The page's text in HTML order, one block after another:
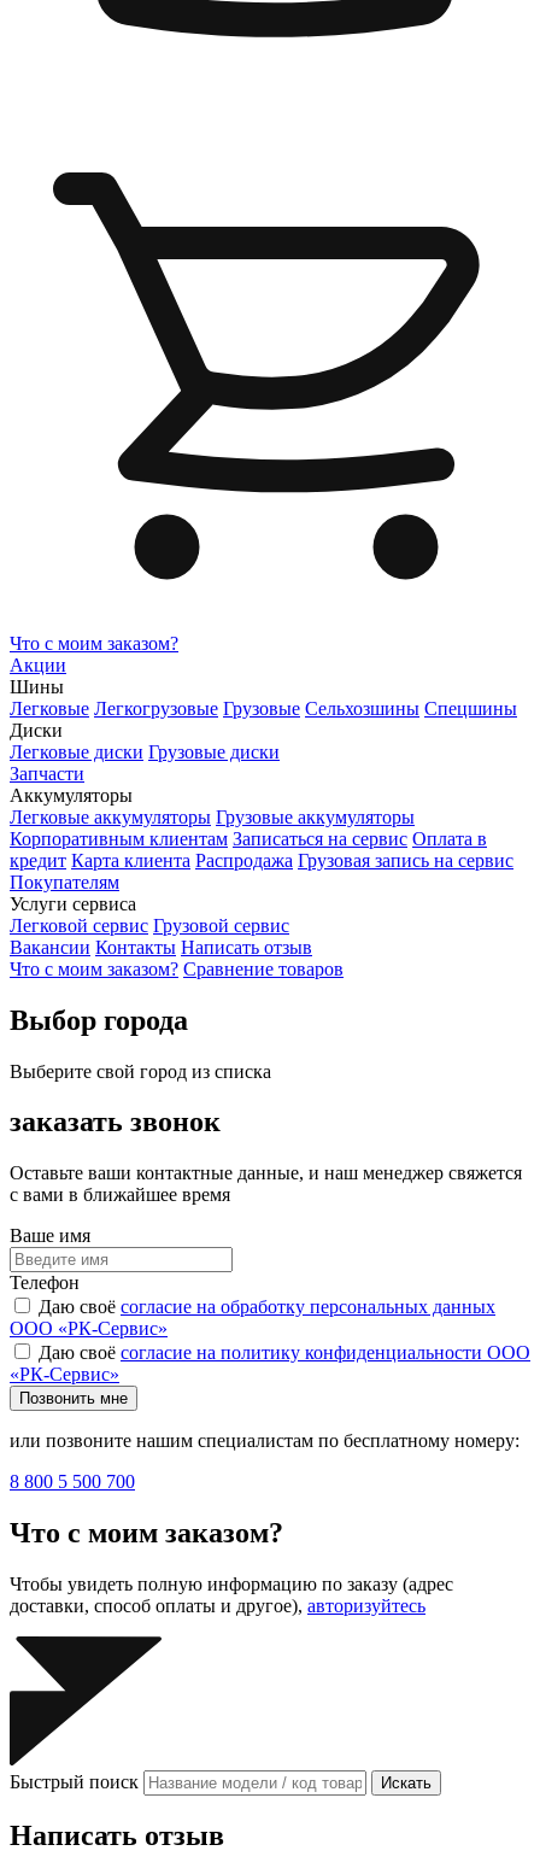
Что с моим заказом?
Акции
Шины
Легковые Легкогрузовые Грузовые Сельхозшины Спецшины
Диски
Легковые диски Грузовые диски
Запчасти
Аккумуляторы
Легковые аккумуляторы Грузовые аккумуляторы
Корпоративным клиентам Записаться на сервис Оплата в
кредит Карта клиента Распродажа Грузовая запись на сервис
Покупателям
Услуги сервиса
Легковой сервис Грузовой сервис
Вакансии Контакты Написать отзыв
Что с моим заказом? Сравнение товаров
Выбор города
Выберите свой город из списка
заказать звонок
Оставьте ваши контактные данные, и наш менеджер свяжется
с вами в ближайшее время
Ваше имя
Телефон
Даю своё согласие на обработку персональных данных
ООО «РК-Сервис»
Даю своё согласие на политику конфиденциальности ООО
«РК-Сервис»
Позвонить мне
или позвоните нашим специалистам по бесплатному номеру:
8 800 5 500 700
Что с моим заказом?
Чтобы увидеть полную информацию по заказу (адрес
доставки, способ оплаты и другое), авторизуйтесь
Быстрый поиск Искать
Написать отзыв